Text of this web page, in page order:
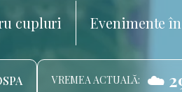
cupluri Evenimente
VREMEA ACTUALĂ: ☁️